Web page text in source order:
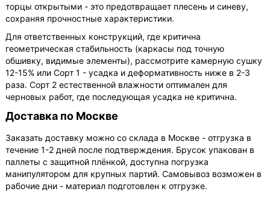
торцы открытыми - это предотвращает плесень и синеву,
сохраняя прочностные характеристики.
Для ответственных конструкций, где критична
геометрическая стабильность (каркасы под точную
обшивку, видимые элементы), рассмотрите камерную сушку
12-15% или Сорт 1 - усадка и деформативность ниже в 2-3
раза. Сорт 2 естественной влажности оптимален для
черновых работ, где последующая усадка не критична.
Доставка по Москве
Заказать доставку можно со склада в Москве - отгрузка в
течение 1-2 дней после подтверждения. Брусок упакован в
паллеты с защитной плёнкой, доступна погрузка
манипулятором для крупных партий. Самовывоз возможен в
рабочие дни - материал подготовлен к отгрузке.